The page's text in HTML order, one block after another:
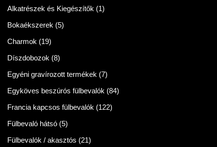
Alkatrészek és Kiegészítők (1)
Bokaékszerek (5)
Charmok (19)
Díszdobozok (8)
Egyéni gravírozott termékek (7)
Egyköves beszúrós fülbevalók (84)
Francia kapcsos fülbevalók (122)
Fülbevaló hátsó (5)
Fülbevalók / akasztós (21)